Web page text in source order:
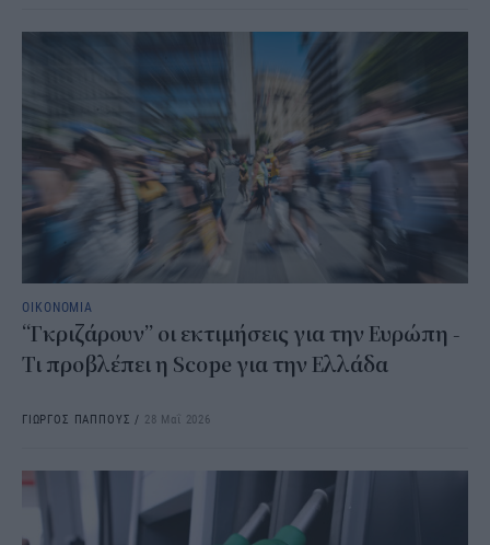
ΟΙΚΟΝΟΜΙΑ
“Γκριζάρουν” οι εκτιμήσεις για την Ευρώπη -
Τι προβλέπει η Scope για την Ελλάδα
ΓΙΩΡΓΟΣ ΠΑΠΠΟΥΣ / 28 Μαΐ 2026